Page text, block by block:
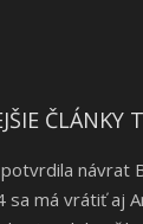
ČLÁNKY
návrat
sa má vrátiť aj